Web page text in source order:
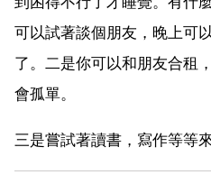
可以試著談個朋友，晚上可
了。二是你可以和朋友合租
會孤單。
三是嘗試著讀書，寫作等等